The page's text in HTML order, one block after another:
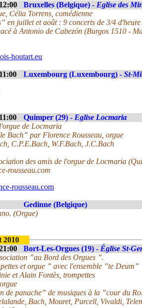
12:00 Bruxelles (Belgique) - Eglise des
Célia Torrens, comédienne
en juillet et août : 9 concerts de 3/4
à Antonio de Cabezón (Burgos 1510 -
houtart.eu
11:00 Luxembourg (Luxembourg) - St-
11:00 Quimper (29) - Eglise Locmaria
de Locmaria
Bach” par Florence Rousseau, orgue
C.P.E.Bach, W.F.Bach, J.C.Bach
des amis de l'orgue de Locmaria
rousseau.com
rousseau.com
Gedinne (Belgique)
(Orgue)
2010
Bort-Les-Orgues (19) - Église St-
”au Bord des Orgues ”.
et orgue ” avec l'ensemble ”te Deum”
et Alain Fontès, trompettes
de panache” de musiques à la ”cour du
Bach, Mouret, Purcell, Vivaldi,